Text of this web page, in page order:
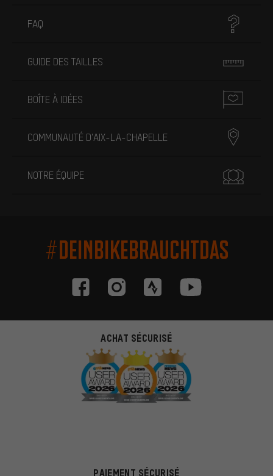
FAQ
GUIDE DES TAILLES
BOÎTE À IDÉES
COMMUNAUTÉ D'AIX-LA-CHAPELLE
NOTRE ÉQUIPE
#DEINBIKEBRAUCHTDAS
ACHAT SÉCURISÉ
PAIEMENT SÉCURISÉ